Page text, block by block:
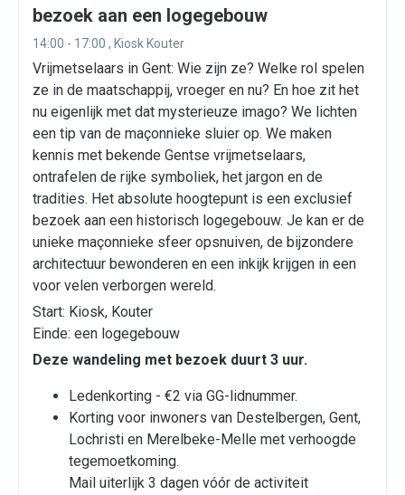
bezoek aan een logegebouw
14:00 - 17:00 , Kiosk Kouter
Vrijmetselaars in Gent: Wie zijn ze? Welke rol spelen
ze in de maatschappij, vroeger en nu? En hoe zit het
nu eigenlijk met dat mysterieuze imago? We lichten
een tip van de maçonnieke sluier op. We maken
kennis met bekende Gentse vrijmetselaars,
ontrafelen de rijke symboliek, het jargon en de
tradities. Het absolute hoogtepunt is een exclusief
bezoek aan een historisch logegebouw. Je kan er de
unieke maçonnieke sfeer opsnuiven, de bijzondere
architectuur bewonderen en een inkijk krijgen in een
voor velen verborgen wereld.
Start: Kiosk, Kouter
Einde: een logegebouw
Deze wandeling met bezoek duurt 3 uur.
Ledenkorting - €2 via GG-lidnummer.
Korting voor inwoners van Destelbergen, Gent,
Lochristi en Merelbeke-Melle met verhoogde
tegemoetkoming.
Mail uiterlijk 3 dagen vóór de activiteit